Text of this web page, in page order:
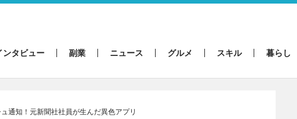
ンタビュー 副業 ニュース グルメ スキル 暮らし
通知！元新聞社社員が生んだ異色アプリ